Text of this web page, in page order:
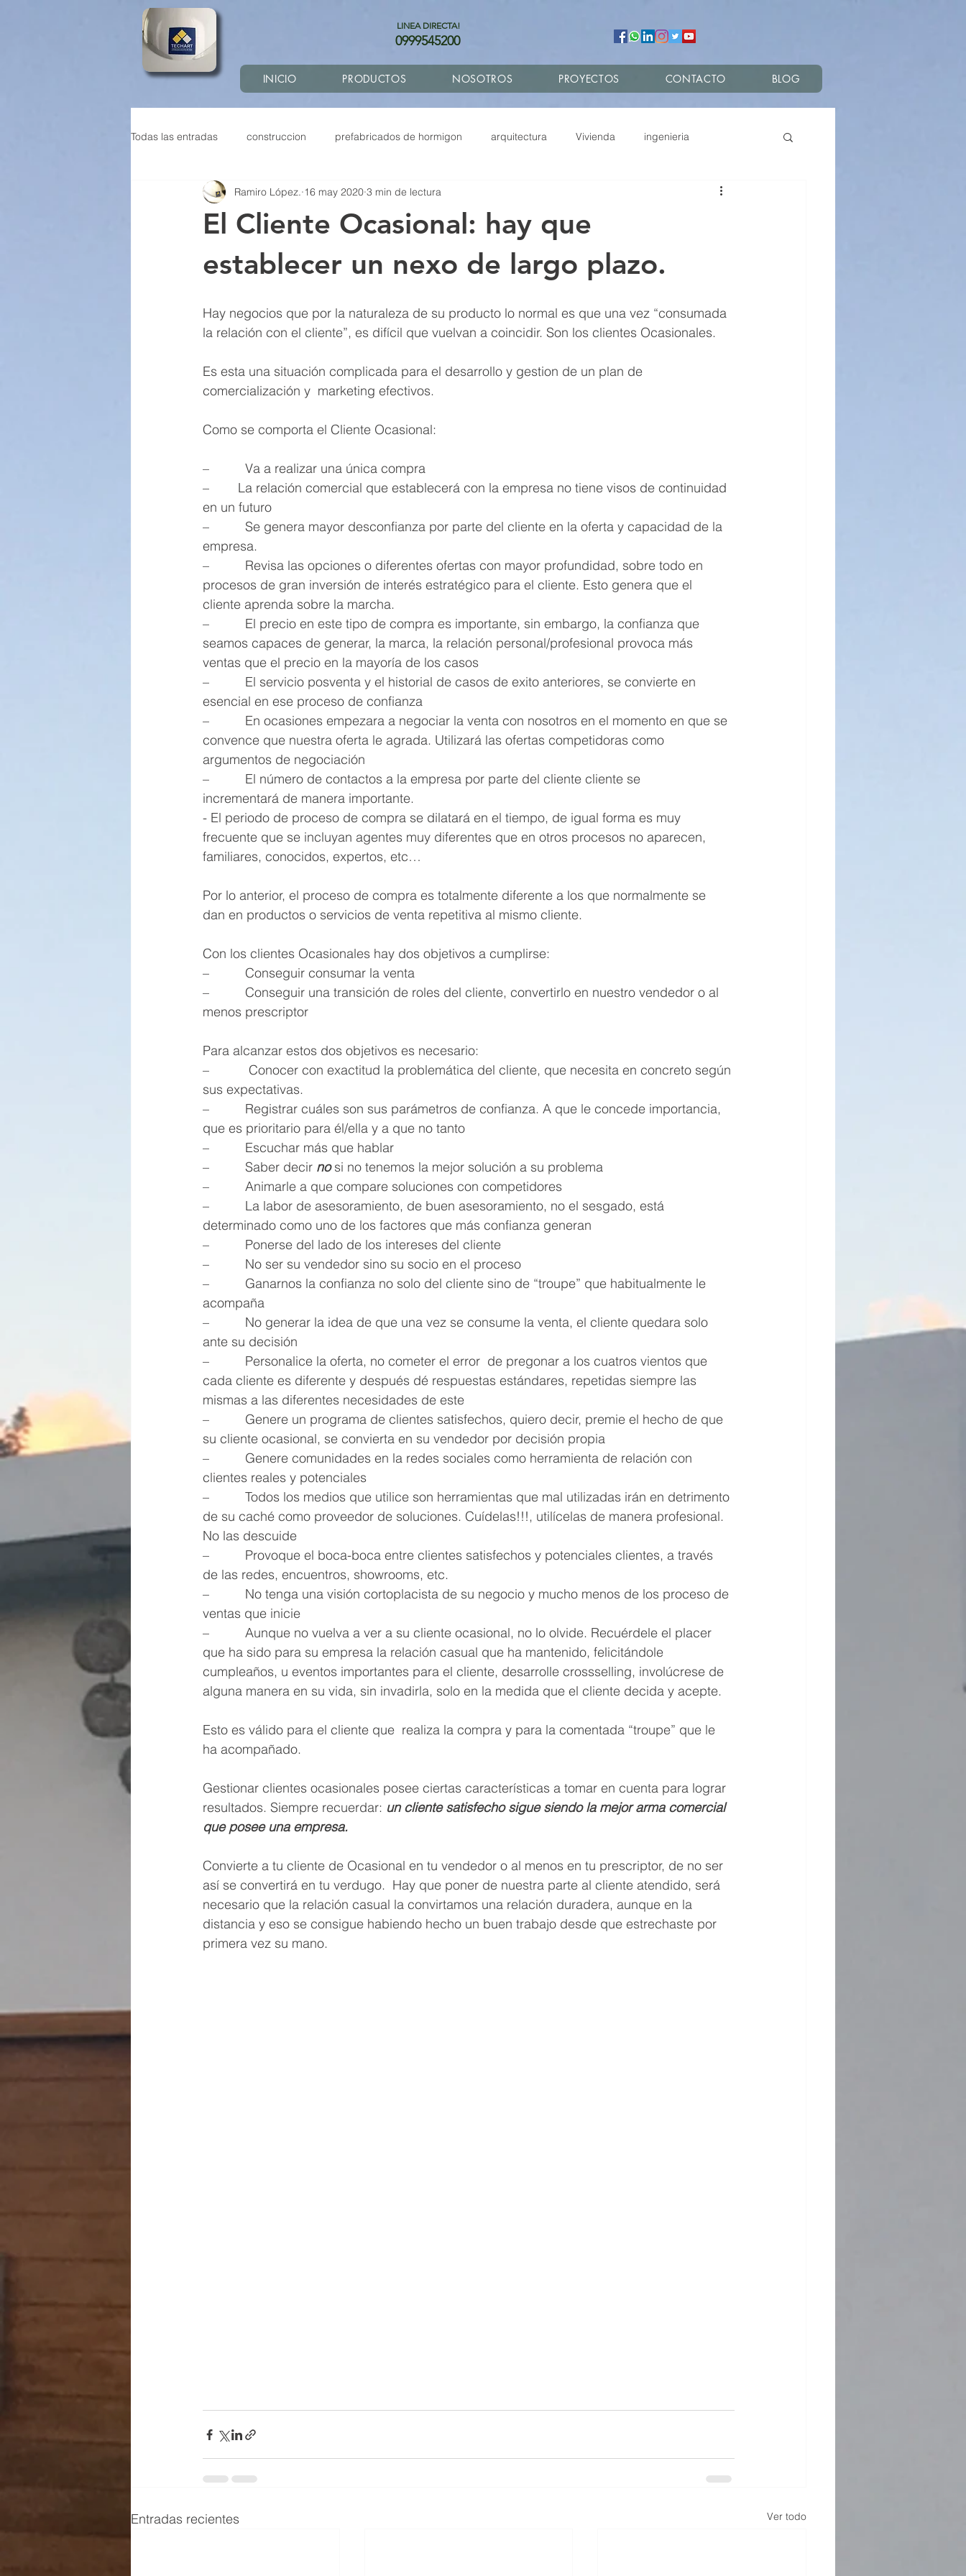
LINEA DIRECTA!
0999545200
INICIO PRODUCTOS NOSOTROS PROYECTOS CONTACTO BLOG
Todas las entradas construccion prefabricados de hormigon arquitectura Vivienda ingenieria
Construcción sostenible Prefabricados Remodelacion
Construccion industrializada Economia circular
El Cliente Ocasional: hay que
establecer un nexo de largo plazo.
Ramiro López. 16 may 2020 3 min de lectura
Hay negocios que por la naturaleza de su producto lo normal es que una vez “consumada
la relación con el cliente”, es difícil que vuelvan a coincidir. Son los clientes Ocasionales.
Es esta una situación complicada para el desarrollo y gestion de un plan de
comercialización y  marketing efectivos.
Como se comporta el Cliente Ocasional:
–          Va a realizar una única compra
–        La relación comercial que establecerá con la empresa no tiene visos de continuidad
en un futuro
–          Se genera mayor desconfianza por parte del cliente en la oferta y capacidad de la
empresa.
–          Revisa las opciones o diferentes ofertas con mayor profundidad, sobre todo en
procesos de gran inversión de interés estratégico para el cliente. Esto genera que el
cliente aprenda sobre la marcha.
–          El precio en este tipo de compra es importante, sin embargo, la confianza que
seamos capaces de generar, la marca, la relación personal/profesional provoca más
ventas que el precio en la mayoría de los casos
–          El servicio posventa y el historial de casos de exito anteriores, se convierte en
esencial en ese proceso de confianza
–          En ocasiones empezara a negociar la venta con nosotros en el momento en que se
convence que nuestra oferta le agrada. Utilizará las ofertas competidoras como
argumentos de negociación
–          El número de contactos a la empresa por parte del cliente cliente se
incrementará de manera importante.
- El periodo de proceso de compra se dilatará en el tiempo, de igual forma es muy
frecuente que se incluyan agentes muy diferentes que en otros procesos no aparecen,
familiares, conocidos, expertos, etc…
Por lo anterior, el proceso de compra es totalmente diferente a los que normalmente se
dan en productos o servicios de venta repetitiva al mismo cliente.
Con los clientes Ocasionales hay dos objetivos a cumplirse:
–          Conseguir consumar la venta
–          Conseguir una transición de roles del cliente, convertirlo en nuestro vendedor o al
menos prescriptor
Para alcanzar estos dos objetivos es necesario:
–           Conocer con exactitud la problemática del cliente, que necesita en concreto según
sus expectativas.
–          Registrar cuáles son sus parámetros de confianza. A que le concede importancia,
que es prioritario para él/ella y a que no tanto
–          Escuchar más que hablar
–          Saber decir no si no tenemos la mejor solución a su problema
–          Animarle a que compare soluciones con competidores
–          La labor de asesoramiento, de buen asesoramiento, no el sesgado, está
determinado como uno de los factores que más confianza generan
–          Ponerse del lado de los intereses del cliente
–          No ser su vendedor sino su socio en el proceso
–          Ganarnos la confianza no solo del cliente sino de “troupe” que habitualmente le
acompaña
–          No generar la idea de que una vez se consume la venta, el cliente quedara solo
ante su decisión
–          Personalice la oferta, no cometer el error  de pregonar a los cuatros vientos que
cada cliente es diferente y después dé respuestas estándares, repetidas siempre las
mismas a las diferentes necesidades de este
–          Genere un programa de clientes satisfechos, quiero decir, premie el hecho de que
su cliente ocasional, se convierta en su vendedor por decisión propia
–          Genere comunidades en la redes sociales como herramienta de relación con
clientes reales y potenciales
–          Todos los medios que utilice son herramientas que mal utilizadas irán en detrimento
de su caché como proveedor de soluciones. Cuídelas!!!, utilícelas de manera profesional.
No las descuide
–          Provoque el boca-boca entre clientes satisfechos y potenciales clientes, a través
de las redes, encuentros, showrooms, etc.
–          No tenga una visión cortoplacista de su negocio y mucho menos de los proceso de
ventas que inicie
–          Aunque no vuelva a ver a su cliente ocasional, no lo olvide. Recuérdele el placer
que ha sido para su empresa la relación casual que ha mantenido, felicitándole
cumpleaños, u eventos importantes para el cliente, desarrolle crossselling, involúcrese de
alguna manera en su vida, sin invadirla, solo en la medida que el cliente decida y acepte.
Esto es válido para el cliente que  realiza la compra y para la comentada “troupe” que le
ha acompañado.
Gestionar clientes ocasionales posee ciertas características a tomar en cuenta para lograr
resultados. Siempre recuerdar: un cliente satisfecho sigue siendo la mejor arma comercial
que posee una empresa.
Convierte a tu cliente de Ocasional en tu vendedor o al menos en tu prescriptor, de no ser
así se convertirá en tu verdugo.  Hay que poner de nuestra parte al cliente atendido, será
necesario que la relación casual la convirtamos una relación duradera, aunque en la
distancia y eso se consigue habiendo hecho un buen trabajo desde que estrechaste por
primera vez su mano.
Entradas recientes Ver todo